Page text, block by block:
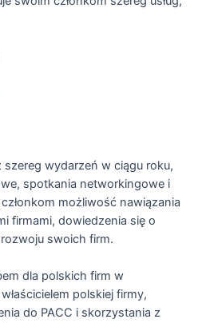
szereg wydarzeń w ciągu roku,
spotkania networkingowe i
możliwość nawiązania
firmami, dowiedzenia się o
swoich firm.
dla polskich firm w
polskiej firmy,
do PACC i skorzystania z